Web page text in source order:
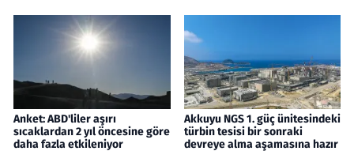
Anket: ABD'liler aşırı
sıcaklardan 2 yıl öncesine göre
daha fazla etkileniyor
Akkuyu NGS 1. güç ünitesindeki
türbin tesisi bir sonraki
devreye alma aşamasına hazır